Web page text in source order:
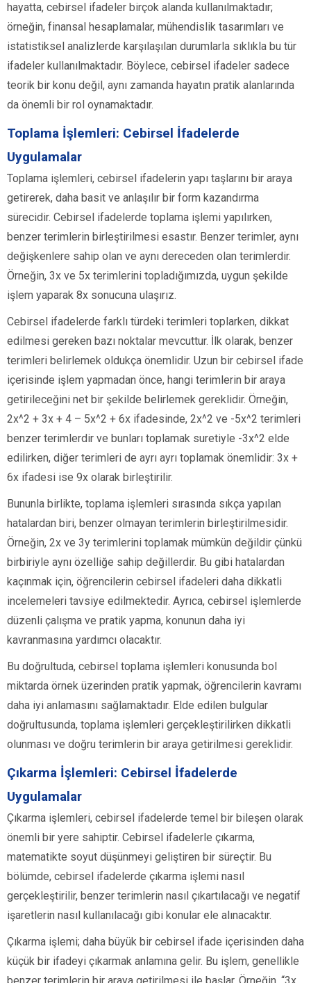
hayatta, cebirsel ifadeler birçok alanda kullanılmaktadır;
örneğin, finansal hesaplamalar, mühendislik tasarımları ve
istatistiksel analizlerde karşılaşılan durumlarla sıklıkla bu tür
ifadeler kullanılmaktadır. Böylece, cebirsel ifadeler sadece
teorik bir konu değil, aynı zamanda hayatın pratik alanlarında
da önemli bir rol oynamaktadır.
Toplama İşlemleri: Cebirsel İfadelerde
Uygulamalar
Toplama işlemleri, cebirsel ifadelerin yapı taşlarını bir araya
getirerek, daha basit ve anlaşılır bir form kazandırma
sürecidir. Cebirsel ifadelerde toplama işlemi yapılırken,
benzer terimlerin birleştirilmesi esastır. Benzer terimler, aynı
değişkenlere sahip olan ve aynı dereceden olan terimlerdir.
Örneğin, 3x ve 5x terimlerini topladığımızda, uygun şekilde
işlem yaparak 8x sonucuna ulaşırız.
Cebirsel ifadelerde farklı türdeki terimleri toplarken, dikkat
edilmesi gereken bazı noktalar mevcuttur. İlk olarak, benzer
terimleri belirlemek oldukça önemlidir. Uzun bir cebirsel ifade
içerisinde işlem yapmadan önce, hangi terimlerin bir araya
getirileceğini net bir şekilde belirlemek gereklidir. Örneğin,
2x^2 + 3x + 4 – 5x^2 + 6x ifadesinde, 2x^2 ve -5x^2 terimleri
benzer terimlerdir ve bunları toplamak suretiyle -3x^2 elde
edilirken, diğer terimleri de ayrı ayrı toplamak önemlidir: 3x +
6x ifadesi ise 9x olarak birleştirilir.
Bununla birlikte, toplama işlemleri sırasında sıkça yapılan
hatalardan biri, benzer olmayan terimlerin birleştirilmesidir.
Örneğin, 2x ve 3y terimlerini toplamak mümkün değildir çünkü
birbiriyle aynı özelliğe sahip değillerdir. Bu gibi hatalardan
kaçınmak için, öğrencilerin cebirsel ifadeleri daha dikkatli
incelemeleri tavsiye edilmektedir. Ayrıca, cebirsel işlemlerde
düzenli çalışma ve pratik yapma, konunun daha iyi
kavranmasına yardımcı olacaktır.
Bu doğrultuda, cebirsel toplama işlemleri konusunda bol
miktarda örnek üzerinden pratik yapmak, öğrencilerin kavramı
daha iyi anlamasını sağlamaktadır. Elde edilen bulgular
doğrultusunda, toplama işlemleri gerçekleştirilirken dikkatli
olunması ve doğru terimlerin bir araya getirilmesi gereklidir.
Çıkarma İşlemleri: Cebirsel İfadelerde
Uygulamalar
Çıkarma işlemleri, cebirsel ifadelerde temel bir bileşen olarak
önemli bir yere sahiptir. Cebirsel ifadelerle çıkarma,
matematikte soyut düşünmeyi geliştiren bir süreçtir. Bu
bölümde, cebirsel ifadelerde çıkarma işlemi nasıl
gerçekleştirilir, benzer terimlerin nasıl çıkartılacağı ve negatif
işaretlerin nasıl kullanılacağı gibi konular ele alınacaktır.
Çıkarma işlemi; daha büyük bir cebirsel ifade içerisinden daha
küçük bir ifadeyi çıkarmak anlamına gelir. Bu işlem, genellikle